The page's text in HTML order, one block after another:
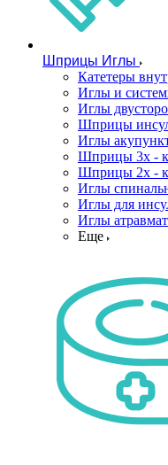
Шприцы Иглы
Катетеры
Иглы и
Иглы
Шприцы
Иглы
Шприцы 3х -
Шприцы 2х -
Иглы
Иглы для
Иглы
Еще